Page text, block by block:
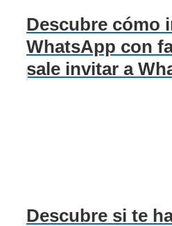
Descubre cómo
WhatsApp con
sale invitar a
Descubre si te